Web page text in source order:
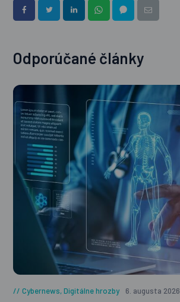
Odporúčané články
Cybernews,Digitálne hrozby 6. augusta 2026